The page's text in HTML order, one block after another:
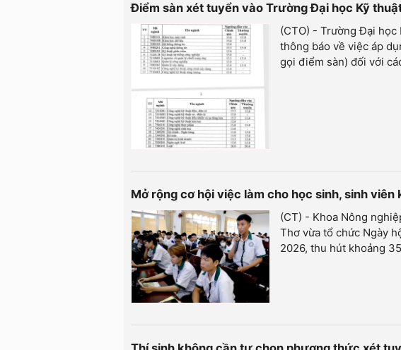
Điểm sàn xét tuyển vào Trường Đại học Kỹ
(CTO) - Trường Đại học
thông báo về việc áp
gọi điểm sàn) đối với
Mở rộng cơ hội việc làm cho học sinh, sinh viên
(CT) - Khoa Nông
Thơ vừa tổ chức Ngày
2026, thu hút khoảng